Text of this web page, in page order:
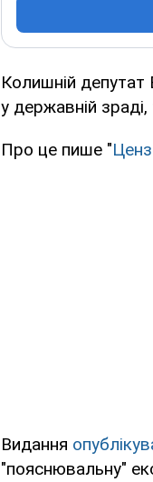
Колишній
у державній
Про це пише "
Видання
"пояснювальну"